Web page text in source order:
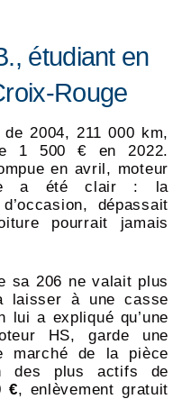
étudiant en
Rouge
2004, 211 000 km,
1 500 € en 2022.
en avril, moteur
a été clair : la
dépassait
pourrait jamais
sa 206 ne valait plus
laisser à une casse
lui a expliqué qu’une
HS, garde une
marché de la pièce
des plus actifs de
€, enlèvement gratuit